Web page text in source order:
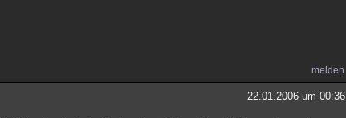
melden
22.01.2006 um 00:36